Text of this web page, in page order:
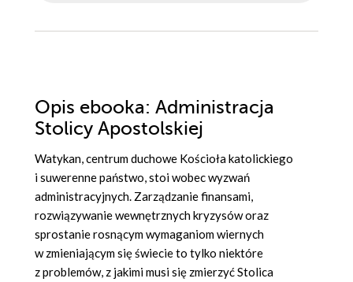
Opis ebooka: Administracja
Stolicy Apostolskiej
Watykan, centrum duchowe Kościoła katolickiego
i suwerenne państwo, stoi wobec wyzwań
administracyjnych. Zarządzanie finansami,
rozwiązywanie wewnętrznych kryzysów oraz
sprostanie rosnącym wymaganiom wiernych
w zmieniającym się świecie to tylko niektóre
z problemów, z jakimi musi się zmierzyć Stolica